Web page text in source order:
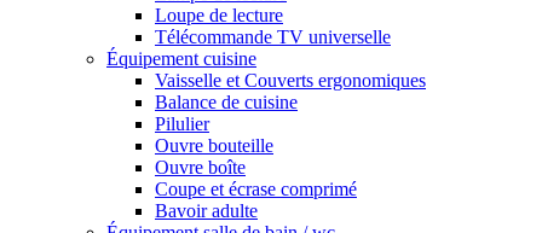
Loupe de lecture
Télécommande TV universelle
Équipement cuisine
Vaisselle et Couverts ergonomiques
Balance de cuisine
Pilulier
Ouvre bouteille
Ouvre boîte
Coupe et écrase comprimé
Bavoir adulte